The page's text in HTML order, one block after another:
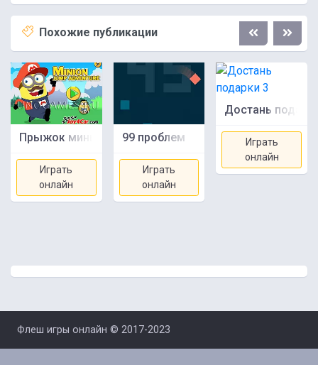
Похожие публикации
Прыжок миньона
Играть
онлайн
99 проблем
Играть
онлайн
Достань
Играть
онлайн
Флеш игры онлайн © 2017-2023